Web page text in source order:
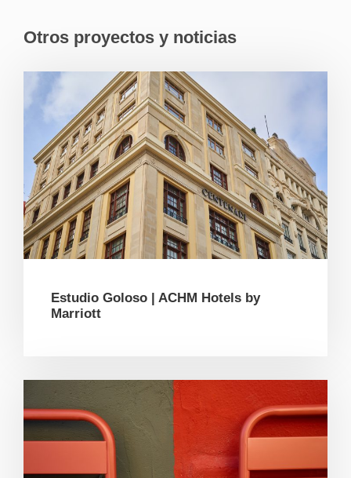
Otros proyectos y noticias
Estudio Goloso | ACHM Hotels by
Marriott